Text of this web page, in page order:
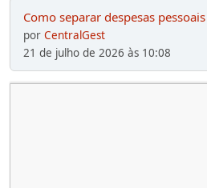
Como separar despesas
por CentralGest
21 de julho de 2026 às 10:08